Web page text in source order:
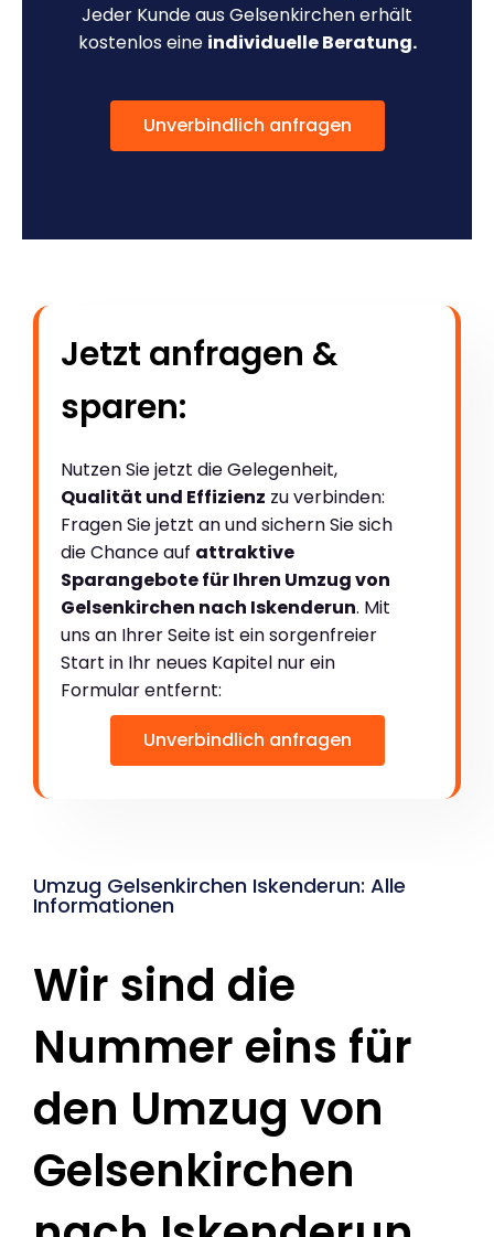
Jeder Kunde aus Gelsenkirchen erhält
kostenlos eine individuelle Beratung.
Unverbindlich anfragen
Jetzt anfragen &
sparen:
Nutzen Sie jetzt die Gelegenheit,
Qualität und Effizienz zu verbinden:
Fragen Sie jetzt an und sichern Sie sich
die Chance auf attraktive
Sparangebote für Ihren Umzug von
Gelsenkirchen nach Iskenderun. Mit
uns an Ihrer Seite ist ein sorgenfreier
Start in Ihr neues Kapitel nur ein
Formular entfernt:
Unverbindlich anfragen
Umzug Gelsenkirchen Iskenderun: Alle
Informationen
Wir sind die
Nummer eins für
den Umzug von
Gelsenkirchen